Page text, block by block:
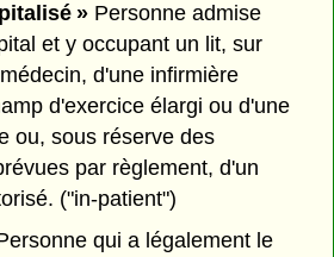
»Personne admise
et y occupant un lit, sur
d'une infirmière
d'exercice élargi ou d'une
ou, sous réserve des
par règlement, d'un
("in-patient")
qui a légalement le